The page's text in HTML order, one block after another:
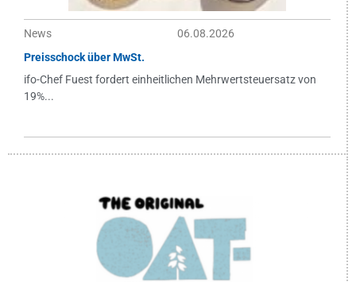
News
06.08.2026
Preisschock über MwSt.
ifo-Chef Fuest fordert einheitlichen Mehrwertsteuersatz von
19%...